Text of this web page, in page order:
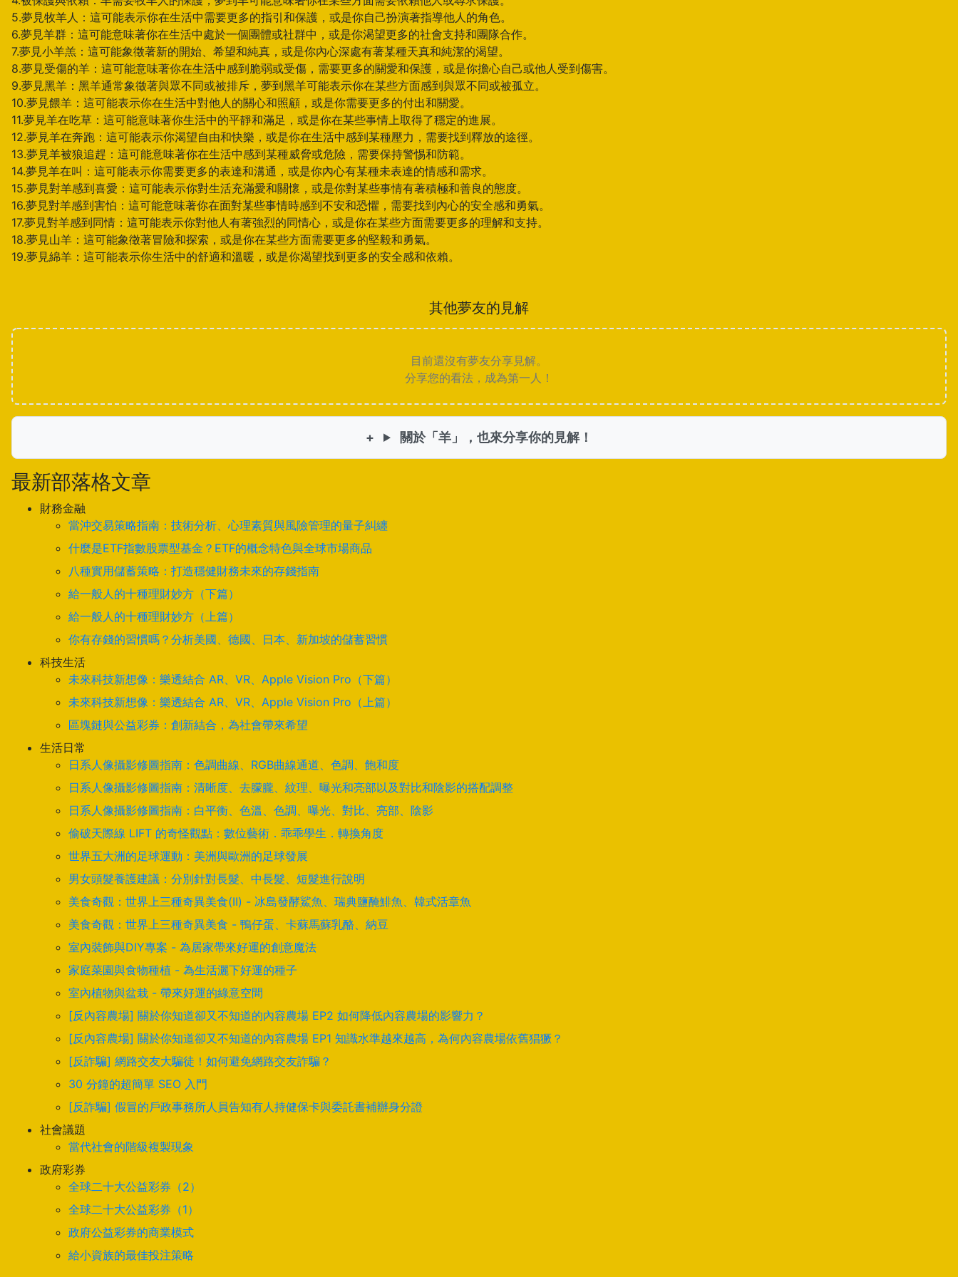
5.夢見牧羊人：這可能表示你在生活中需要更多的指引和保護，或是你自己扮演著指導他人的角色。
6.夢見羊群：這可能意味著你在生活中處於一個團體或社群中，或是你渴望更多的社會支持和團隊合作。
7.夢見小羊羔：這可能象徵著新的開始、希望和純真，或是你內心深處有著某種天真和純潔的渴望。
8.夢見受傷的羊：這可能意味著你在生活中感到脆弱或受傷，需要更多的關愛和保護，或是你擔心自己或他人受到傷害。
9.夢見黑羊：黑羊通常象徵著與眾不同或被排斥，夢到黑羊可能表示你在某些方面感到與眾不同或被孤立。
10.夢見餵羊：這可能表示你在生活中對他人的關心和照顧，或是你需要更多的付出和關愛。
11.夢見羊在吃草：這可能意味著你生活中的平靜和滿足，或是你在某些事情上取得了穩定的進展。
12.夢見羊在奔跑：這可能表示你渴望自由和快樂，或是你在生活中感到某種壓力，需要找到釋放的途徑。
13.夢見羊被狼追趕：這可能意味著你在生活中感到某種威脅或危險，需要保持警惕和防範。
14.夢見羊在叫：這可能表示你需要更多的表達和溝通，或是你內心有某種未表達的情感和需求。
15.夢見對羊感到喜愛：這可能表示你對生活充滿愛和關懷，或是你對某些事情有著積極和善良的態度。
16.夢見對羊感到害怕：這可能意味著你在面對某些事情時感到不安和恐懼，需要找到內心的安全感和勇氣。
17.夢見對羊感到同情：這可能表示你對他人有著強烈的同情心，或是你在某些方面需要更多的理解和支持。
18.夢見山羊：這可能象徵著冒險和探索，或是你在某些方面需要更多的堅毅和勇氣。
19.夢見綿羊：這可能表示你生活中的舒適和溫暖，或是你渴望找到更多的安全感和依賴。
其他夢友的見解
目前還沒有夢友分享見解。
分享您的看法，成為第一人！
關於「羊」，也來分享你的見解！
最新部落格文章
財務金融
當沖交易策略指南：技術分析、心理素質與風險管理的量子糾纏
什麼是ETF指數股票型基金？ETF的概念特色與全球市場商品
八種實用儲蓄策略：打造穩健財務未來的存錢指南
給一般人的十種理財妙方（下篇）
給一般人的十種理財妙方（上篇）
你有存錢的習慣嗎？分析美國、德國、日本、新加坡的儲蓄習慣
科技生活
未來科技新想像：樂透結合 AR、VR、Apple Vision Pro（下篇）
未來科技新想像：樂透結合 AR、VR、Apple Vision Pro（上篇）
區塊鏈與公益彩券：創新結合，為社會帶來希望
生活日常
日系人像攝影修圖指南：色調曲線、RGB曲線通道、色調、飽和度
日系人像攝影修圖指南：清晰度、去朦朧、紋理、曝光和亮部以及對比和陰影的搭配調整
日系人像攝影修圖指南：白平衡、色溫、色調、曝光、對比、亮部、陰影
偷破天際線 LIFT 的奇怪觀點：數位藝術．乖乖學生．轉換角度
世界五大洲的足球運動：美洲與歐洲的足球發展
男女頭髮養護建議：分別針對長髮、中長髮、短髮進行說明
美食奇觀：世界上三種奇異美食(II) - 冰島發酵鯊魚、瑞典鹽醃鯡魚、韓式活章魚
美食奇觀：世界上三種奇異美食 - 鴨仔蛋、卡蘇馬蘇乳酪、納豆
室內裝飾與DIY專案 - 為居家帶來好運的創意魔法
家庭菜園與食物種植 - 為生活灑下好運的種子
室內植物與盆栽 - 帶來好運的綠意空間
[反內容農場] 關於你知道卻又不知道的內容農場 EP2 如何降低內容農場的影響力？
[反內容農場] 關於你知道卻又不知道的內容農場 EP1 知識水準越來越高，為何內容農場依舊猖獗？
[反詐騙] 網路交友大騙徒！如何避免網路交友詐騙？
30 分鐘的超簡單 SEO 入門
[反詐騙] 假冒的戶政事務所人員告知有人持健保卡與委託書補辦身分證
社會議題
當代社會的階級複製現象
政府彩券
全球二十大公益彩券（2）
全球二十大公益彩券（1）
政府公益彩券的商業模式
給小資族的最佳投注策略